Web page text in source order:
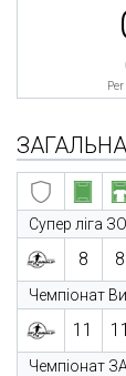
Per
Супер ліга
8 8
Чемпіонат
11 11
Чемпіонат